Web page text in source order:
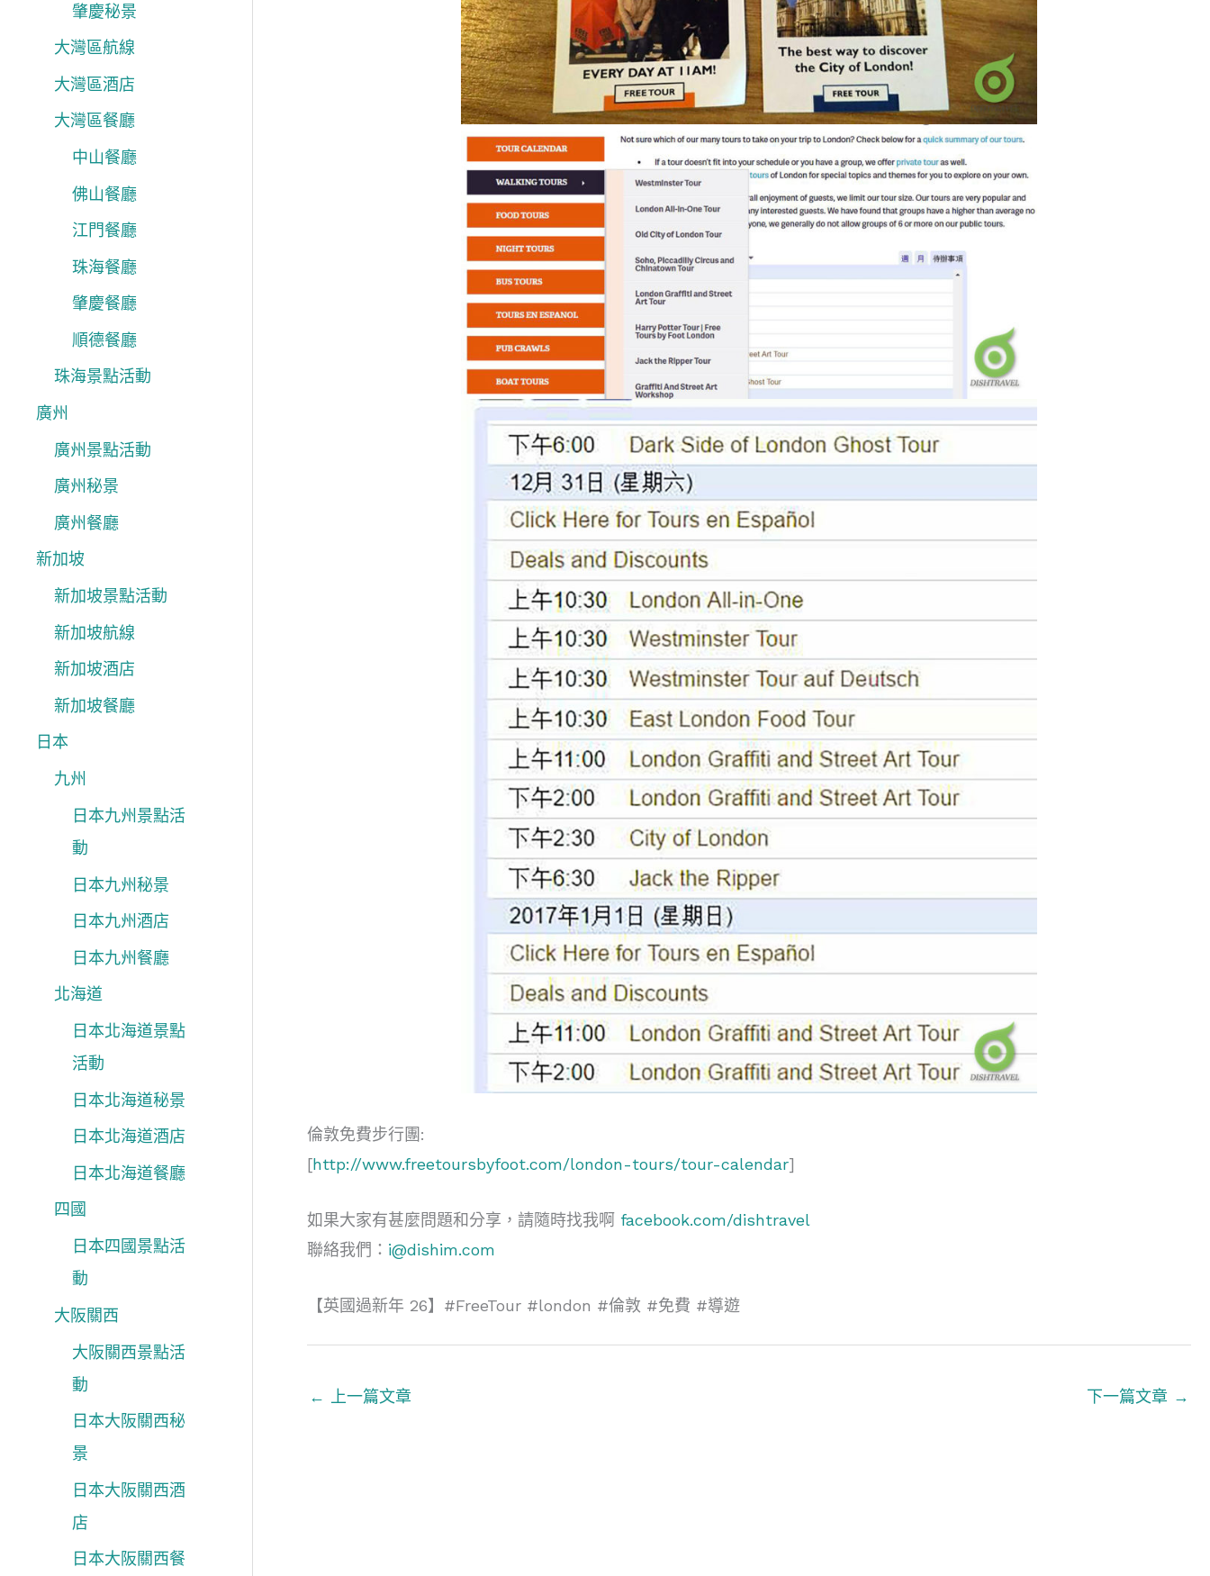
肇慶秘景
大灣區航線
大灣區酒店
大灣區餐廳
中山餐廳
佛山餐廳
江門餐廳
珠海餐廳
肇慶餐廳
順德餐廳
珠海景點活動
廣州
廣州景點活動
廣州秘景
廣州餐廳
新加坡
新加坡景點活動
新加坡航線
新加坡酒店
新加坡餐廳
日本
九州
日本九州景點活
動
日本九州秘景
日本九州酒店
日本九州餐廳
北海道
日本北海道景點
活動
日本北海道秘景
日本北海道酒店
日本北海道餐廳
四國
日本四國景點活
動
大阪關西
大阪關西景點活
動
日本大阪關西秘
景
日本大阪關西酒
店
日本大阪關西餐
倫敦免費步行團:
[http://www.freetoursbyfoot.com/london-tours/tour-calendar]
如果大家有甚麼問題和分享，請隨時找我啊 facebook.com/dishtravel
聯絡我們： i@dishim.com
【英國過新年 26】#FreeTour #london #倫敦 #免費 #導遊
← 上一篇文章 下一篇文章 →